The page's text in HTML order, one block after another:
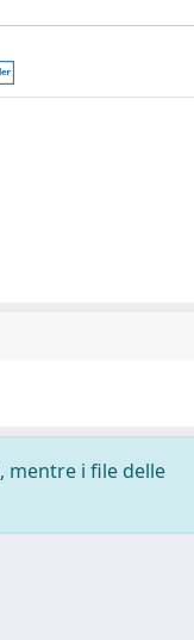
, mentre i file delle